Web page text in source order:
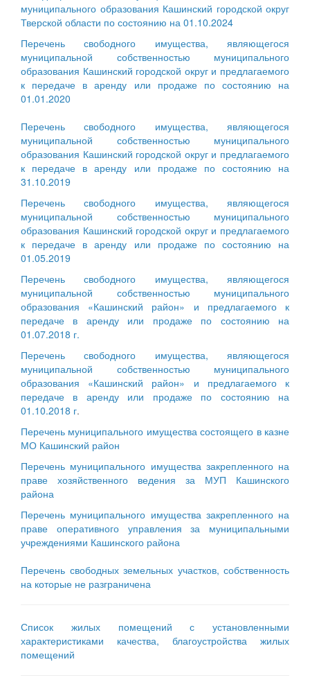
муниципального образования Кашинский городской округ
Тверской области по состоянию на 01.10.2024
Перечень свободного имущества, являющегося
муниципальной собственностью муниципального
образования Кашинский городской округ и предлагаемого
к передаче в аренду или продаже по состоянию на
01.01.2020
Перечень свободного имущества, являющегося
муниципальной собственностью муниципального
образования Кашинский городской округ и предлагаемого
к передаче в аренду или продаже по состоянию на
31.10.2019
Перечень свободного имущества, являющегося
муниципальной собственностью муниципального
образования Кашинский городской округ и предлагаемого
к передаче в аренду или продаже по состоянию на
01.05.2019
Перечень свободного имущества, являющегося
муниципальной собственностью муниципального
образования «Кашинский район» и предлагаемого к
передаче в аренду или продаже по состоянию на
01.07.2018 г.
Перечень свободного имущества, являющегося
муниципальной собственностью муниципального
образования «Кашинский район» и предлагаемого к
передаче в аренду или продаже по состоянию на
01.10.2018 г.
Перечень муниципального имущества состоящего в казне
МО Кашинский район
Перечень муниципального имущества закрепленного на
праве хозяйственного ведения за МУП Кашинского
района
Перечень муниципального имущества закрепленного на
праве оперативного управления за муниципальными
учреждениями Кашинского района
Перечень свободных земельных участков, собственность
на которые не разграничена
Список жилых помещений с установленными
характеристиками качества, благоустройства жилых
помещений